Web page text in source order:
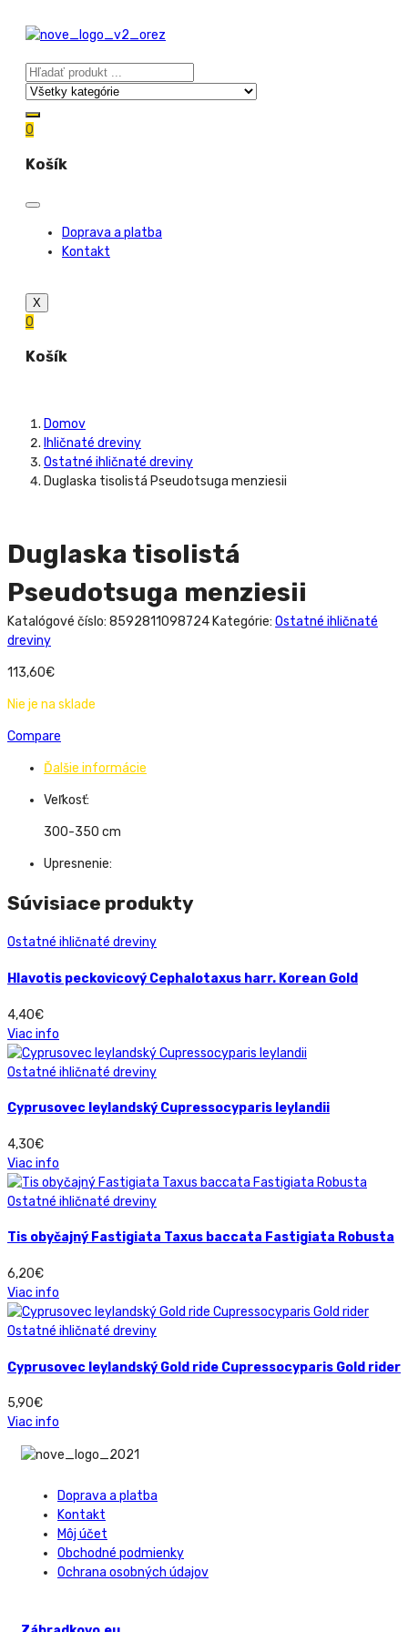
0
Košík
Doprava a platba
Kontakt
X
0
Košík
Domov
Ihličnaté dreviny
Ostatné ihličnaté dreviny
Duglaska tisolistá Pseudotsuga menziesii
Duglaska tisolistá
Pseudotsuga menziesii
Katalógové číslo: 8592811098724 Kategórie: Ostatné ihličnaté
dreviny
113,60€
Nie je na sklade
Compare
Ďalšie informácie
Veľkosť:
300-350 cm
Upresnenie:
Súvisiace produkty
Ostatné ihličnaté dreviny
Hlavotis peckovicový Cephalotaxus harr. Korean Gold
4,40€
Viac info
Ostatné ihličnaté dreviny
Cyprusovec leylandský Cupressocyparis leylandii
4,30€
Viac info
Ostatné ihličnaté dreviny
Tis obyčajný Fastigiata Taxus baccata Fastigiata Robusta
6,20€
Viac info
Ostatné ihličnaté dreviny
Cyprusovec leylandský Gold ride Cupressocyparis Gold rider
5,90€
Viac info
Doprava a platba
Kontakt
Môj účet
Obchodné podmienky
Ochrana osobných údajov